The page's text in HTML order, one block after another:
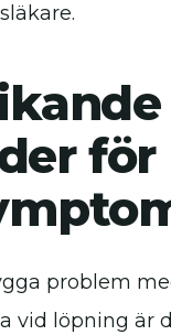
för
problem
vid löpning är